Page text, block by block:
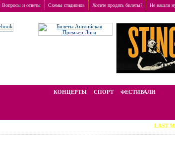
Вопросы и ответы Схемы стадионов Хотите продать билеты? Не нашли
КОНЦЕРТЫ СПОРТ ФЕСТИВАЛИ
LAST